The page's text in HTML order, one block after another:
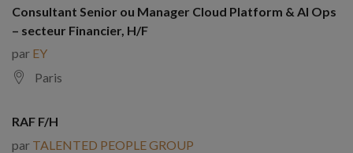
Consultant Senior ou Manager Cloud Platform & AI Ops
– secteur Financier, H/F
par EY
Paris
RAF F/H
par TALENTED PEOPLE GROUP